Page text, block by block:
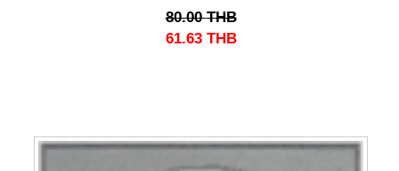
80.00 THB
61.63 THB